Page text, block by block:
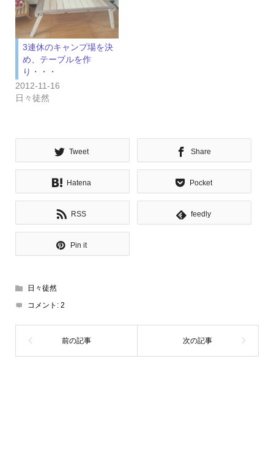
3連休のキャンプ場を決
め、テーブルを作
り・・・
2012-11-16
日々徒然
Tweet Share
Hatena Pocket
RSS feedly
Pin it
日々徒然
コメント: 2